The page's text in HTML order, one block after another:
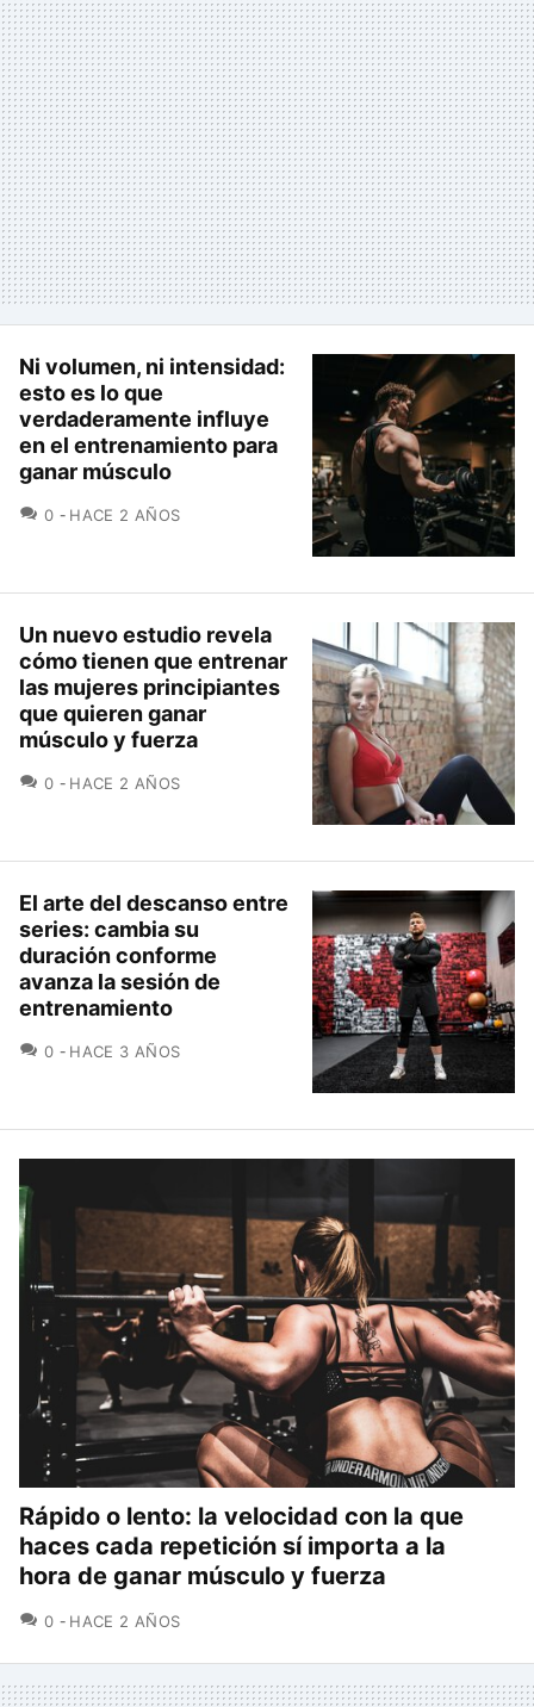
Ni volumen, ni intensidad:
esto es lo que
verdaderamente influye
en el entrenamiento para
ganar músculo
0 COMENTARIOS
HACE 2 AÑOS
Un nuevo estudio revela
cómo tienen que entrenar
las mujeres principiantes
que quieren ganar
músculo y fuerza
0 COMENTARIOS
HACE 2 AÑOS
El arte del descanso entre
series: cambia su
duración conforme
avanza la sesión de
entrenamiento
0 COMENTARIOS
HACE 3 AÑOS
Rápido o lento: la velocidad con la que
haces cada repetición sí importa a la
hora de ganar músculo y fuerza
0 COMENTARIOS
HACE 2 AÑOS